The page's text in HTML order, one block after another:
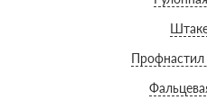
Профнастил